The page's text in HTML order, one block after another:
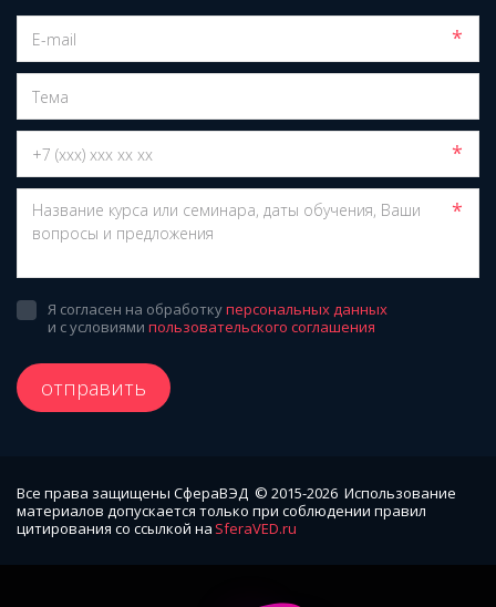
*
*
*
Я согласен на обработкуперсональных данных
и с условиями пользовательского соглашения
отправить
Все права защищены СфераВЭД  © 2015-2026  Использование
материалов допускается только при соблюдении правил
цитирования со ссылкой на SferaVED.ru